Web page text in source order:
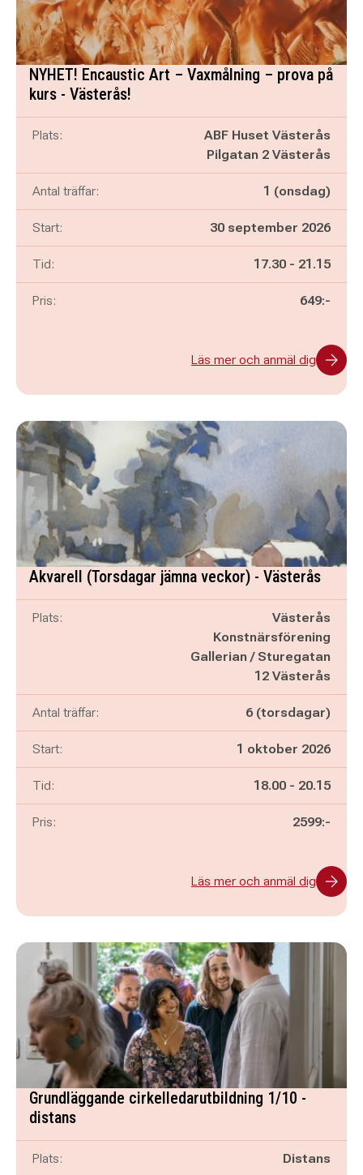
NYHET! Encaustic Art – Vaxmålning – prova på
kurs - Västerås!
Plats:
ABF Huset Västerås
Pilgatan 2 Västerås
Antal träffar: 1 (onsdag)
Start: 30 september 2026
Tid: Pågår mellan
17.30 - och
21.15
Pris: 649:-
Läs mer och anmäl dig
Akvarell (Torsdagar jämna veckor) - Västerås
Plats:
Västerås
Konstnärsförening
Gallerian / Sturegatan
12 Västerås
Antal träffar: 6 (torsdagar)
Start: 1 oktober 2026
Tid: Pågår mellan
18.00 - och
20.15
Pris: 2599:-
Läs mer och anmäl dig
Grundläggande cirkelledarutbildning 1/10 -
distans
Plats: Distans